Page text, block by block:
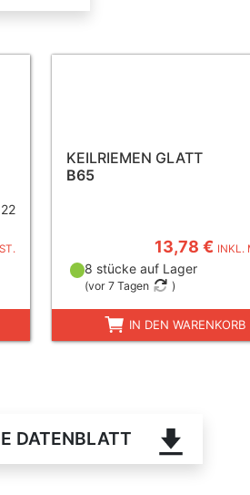
22
KEILRIEMEN GLATT
B65
13,78 € INKL.
8 stücke auf Lager
(vor 7 Tagen )
IN DEN WARENKORB
DATENBLATT